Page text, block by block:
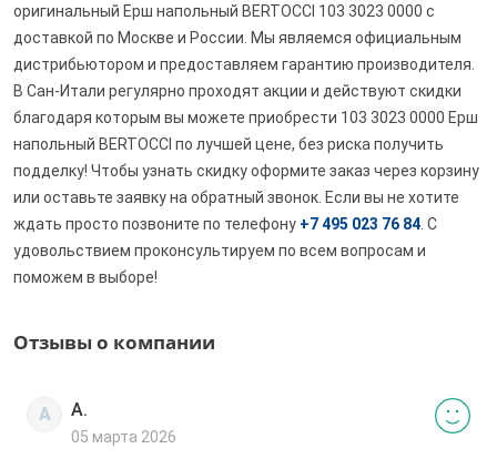
оригинальный Ерш напольный BERTOCCI 103 3023 0000 с
доставкой по Москве и России. Мы являемся официальным
дистрибьютором и предоставляем гарантию производителя.
В Сан-Итали регулярно проходят акции и действуют скидки
благодаря которым вы можете приобрести 103 3023 0000 Ерш
напольный BERTOCCI по лучшей цене, без риска получить
подделку! Чтобы узнать скидку оформите заказ через корзину
или оставьте заявку на обратный звонок. Если вы не хотите
ждать просто позвоните по телефону +7 495 023 76 84 . С
удовольствием проконсультируем по всем вопросам и
поможем в выборе!
Отзывы о компании
А А.
05 марта 2026